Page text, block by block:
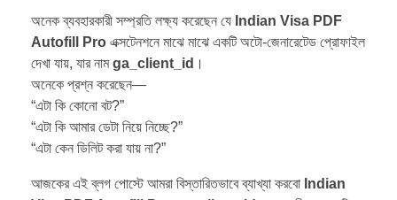
অনেক ব্যবহারকারী সম্প্রতি লক্ষ্য করেছেন যে Indian Visa PDF
Autofill Pro এক্সটেনশনে মাঝে মাঝে একটি অটো-জেনারেটেড প্রোফাইল
দেখা যায়, যার নামga_client_id ।
অনেকে প্রশ্ন করেছেন—
“এটা কি কোনো বট?”
“এটা কি আমার ডেটা নিয়ে নিচ্ছে?”
“এটা কেন ডিলিট করা যায় না?”
আজকের এই ব্লগ পোস্টে আমরা বিস্তারিতভাবে ব্যাখ্যা করবো Indian